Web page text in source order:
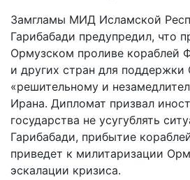
Замгламы МИД Исламской
Гарибабади предупредил, что
Ормузском проливе кораблей
и других стран для
«решительному и
Ирана. Дипломат призвал
государства не усугублять
Гарибабади, прибытие
приведет к милитаризации
эскалации кризиса.